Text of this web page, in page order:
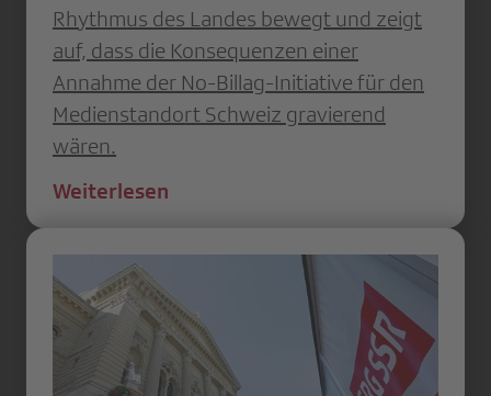
Rhythmus des Landes bewegt und zeigt
auf, dass die Konsequenzen einer
Annahme der No-Billag-Initiative für den
Medienstandort Schweiz gravierend
wären.
Weiterlesen